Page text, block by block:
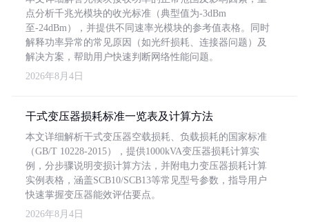
点分析千兆光模块的收光标准（典型值为-3dBm
至-24dBm），并提供不同速率光模块的参考值表格。同时
解释功率异常的常见原因（如光纤损耗、连接器问题）及
解决方案，帮助用户快速判断网络性能问题。
2026年8月4日
干式变压器损耗标准一览表及计算方法
本文详细解析干式变压器空载损耗、负载损耗的国家标准
（GB/T 10228-2015），提供1000kVA变压器损耗计算实
例，分步骤说明变损计算方法，并附电力变压器损耗计算
实例表格，涵盖SCB10/SCB13等常见型号参数，指导用户
快速掌握变压器能效评估要点。
2026年8月4日